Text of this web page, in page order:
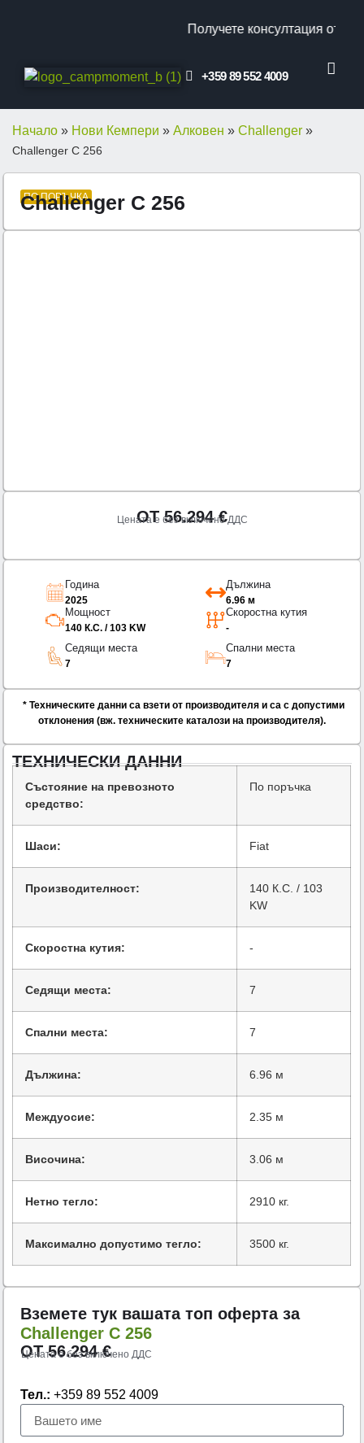
Получете консултация от наш
+359 89 552 4009
Начало » Нови Кемпери » Алковен » Challenger »
Challenger C 256
ПО ПОРЪЧКА
Challenger C 256
ОТ56.294€
Цената е без включено ДДС
Година
2025
Дължина
6.96 м
Мощност
140 К.С. / 103 KW
Скоростна кутия
-
Седящи места
7
Спални места
7
* Техническите данни са взети от производителя и са с допустими
отклонения (вж. техническите каталози на производителя).
ТЕХНИЧЕСКИ ДАННИ
Състояние на превозното
средство:
По поръчка
Шаси: Fiat
Производителност:
140 К.С. / 103
KW
Скоростна кутия: -
Седящи места: 7
Спални места: 7
Дължина: 6.96 м
Междуосие: 2.35 м
Височина: 3.06 м
Нетно тегло: 2910 кг.
Максимално допустимо тегло: 3500 кг.
Вземете тук вашата топ оферта за
Challenger C 256
ОТ56.294€
Цената е без включено ДДС
Тел.:+359 89 552 4009